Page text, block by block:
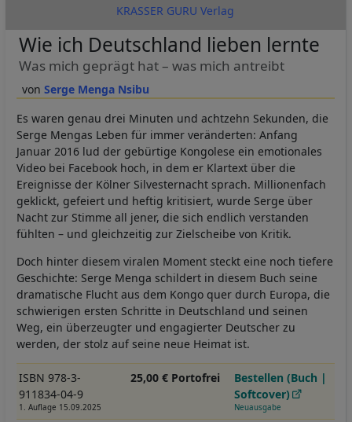
KRASSER GURU Verlag
Serge Menga Nsibu
Wie ich Deutschland lieben lernte
Was mich geprägt hat – was mich antreibt
Es waren genau drei Minuten und achtzehn Sekunden, die
Serge Mengas Leben für immer veränderten: Anfang
Januar 2016 lud der gebürtige Kongolese ein emotionales
Video bei Facebook hoch, in dem er Klartext über die
Ereignisse der Kölner Silvesternacht sprach. Millionenfach
geklickt, gefeiert und heftig kritisiert, wurde Serge über
Nacht zur Stimme all jener, die sich endlich verstanden
fühlten – und gleichzeitig zur Zielscheibe von Kritik.
Doch hinter diesem viralen Moment steckt eine noch tiefere
Geschichte: Serge Menga schildert in diesem Buch seine
dramatische Flucht aus dem Kongo quer durch Europa, die
schwierigen ersten Schritte in Deutschland und seinen
Weg, ein überzeugter und engagierter Deutscher zu
werden, der stolz auf seine neue Heimat ist.
ISBN 978-3-
911834-04-9
1. Auflage 15.09.2025
25,00 € Portofrei
Bestellen (Buch |
Softcover)
Neuausgabe